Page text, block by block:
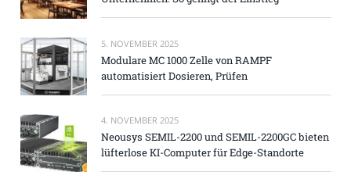
5. NOVEMBER 2025
Modulare MC 1000 Zelle von RAMPF
automatisiert Dosieren, Prüfen
4. NOVEMBER 2025
Neousys SEMIL-2200 und SEMIL-2200GC bieten
lüfterlose KI-Computer für Edge-Standorte